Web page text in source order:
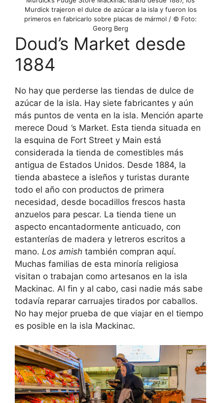
Murdick trajeron el dulce de azúcar a la isla y fueron los
primeros en fabricarlo sobre placas de mármol / © Foto:
Georg Berg
Doud’s Market desde
1884
No hay que perderse las tiendas de dulce de
azúcar de la isla. Hay siete fabricantes y aún
más puntos de venta en la isla. Mención aparte
merece Doud ‘s Market. Esta tienda situada en
la esquina de Fort Street y Main está
considerada la tienda de comestibles más
antigua de Estados Unidos. Desde 1884, la
tienda abastece a isleños y turistas durante
todo el año con productos de primera
necesidad, desde bocadillos frescos hasta
anzuelos para pescar. La tienda tiene un
aspecto encantadormente anticuado, con
estanterías de madera y letreros escritos a
mano. Los amish también compran aquí.
Muchas familias de esta minoría religiosa
visitan o trabajan como artesanos en la isla
Mackinac. Al fin y al cabo, casi nadie más sabe
todavía reparar carruajes tirados por caballos.
No hay mejor prueba de que viajar en el tiempo
es posible en la isla Mackinac.